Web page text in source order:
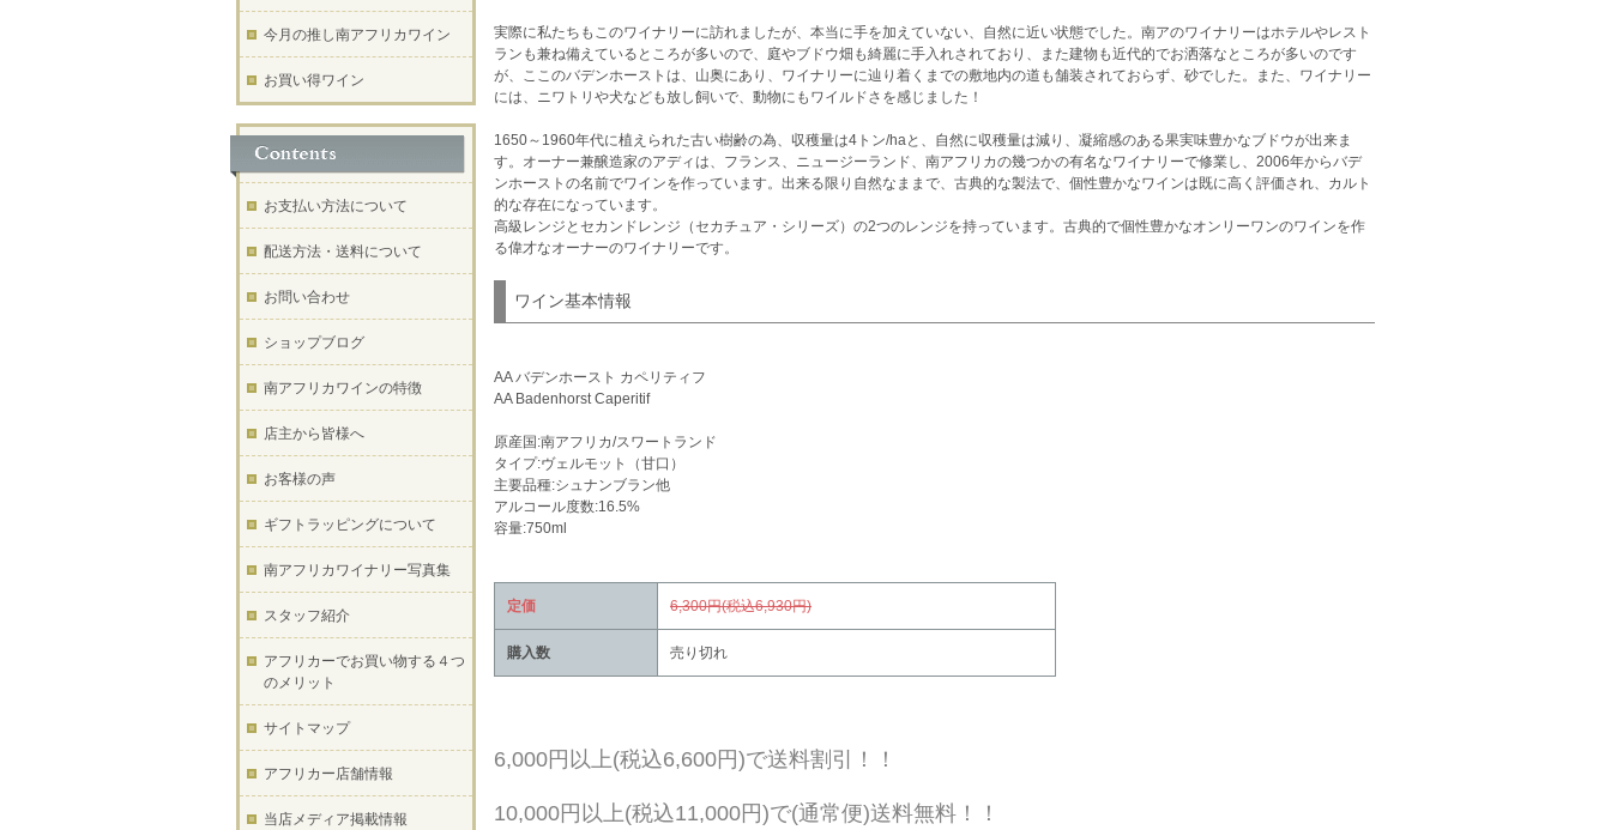
実際に私たちもこのワイナリーに訪れましたが、本当に手を加えていない、自然に近い状態でした。南アのワイナリーはホテルやレスト
ランも兼ね備えているところが多いので、庭やブドウ畑も綺麗に手入れされており、また建物も近代的でお洒落なところが多いのです
が、ここのバデンホーストは、山奥にあり、ワイナリーに辿り着くまでの敷地内の道も舗装されておらず、砂でした。また、ワイナリー
には、ニワトリや犬なども放し飼いで、動物にもワイルドさを感じました！
1650～1960年代に植えられた古い樹齢の為、収穫量は4トン/haと、自然に収穫量は減り、凝縮感のある果実味豊かなブドウが出来ま
す。オーナー兼醸造家のアディは、フランス、ニュージーランド、南アフリカの幾つかの有名なワイナリーで修業し、2006年からバデ
ンホーストの名前でワインを作っています。出来る限り自然なままで、古典的な製法で、個性豊かなワインは既に高く評価され、カルト
的な存在になっています。
高級レンジとセカンドレンジ（セカチュア・シリーズ）の2つのレンジを持っています。古典的で個性豊かなオンリーワンのワインを作
る偉才なオーナーのワイナリーです。
ワイン基本情報
AA バデンホースト カペリティフ
AA Badenhorst Caperitif
原産国:南アフリカ/スワートランド
タイプ:ヴェルモット（甘口）
主要品種:シュナンブラン他
アルコール度数:16.5%
容量:750ml
定価 6,300円(税込6,930円)
購入数 売り切れ
6,000円以上(税込6,600円)で送料割引！！
10,000円以上(税込11,000円)で(通常便)送料無料！！
今月の推し南アフリカワイン
お買い得ワイン
お支払い方法について
配送方法・送料について
お問い合わせ
ショップブログ
南アフリカワインの特徴
店主から皆様へ
お客様の声
ギフトラッピングについて
南アフリカワイナリー写真集
スタッフ紹介
アフリカーでお買い物する４つ
のメリット
サイトマップ
アフリカー店舗情報
当店メディア掲載情報